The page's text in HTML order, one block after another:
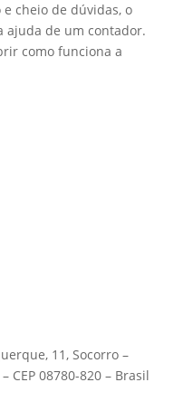
cheio de dúvidas, o
ajuda de um contador.
como funciona a
11, Socorro –
CEP 08780-820 – Brasil